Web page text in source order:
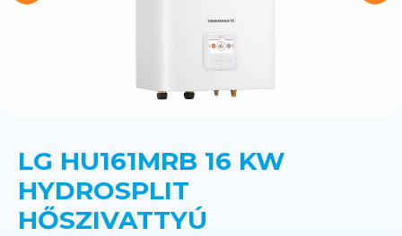
LG HU161MRB 16 KW
HYDROSPLIT
HŐSZIVATTYÚ